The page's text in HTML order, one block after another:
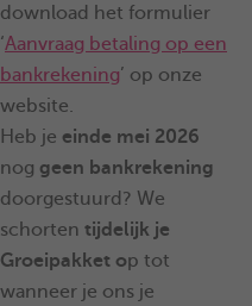
download het formulier
‘Aanvraag betaling op een
bankrekening’ op onze
website.
Heb je einde mei 2026
nog geen bankrekening
doorgestuurd? We
schorten tijdelijk je
Groeipakket op tot
wanneer je ons je